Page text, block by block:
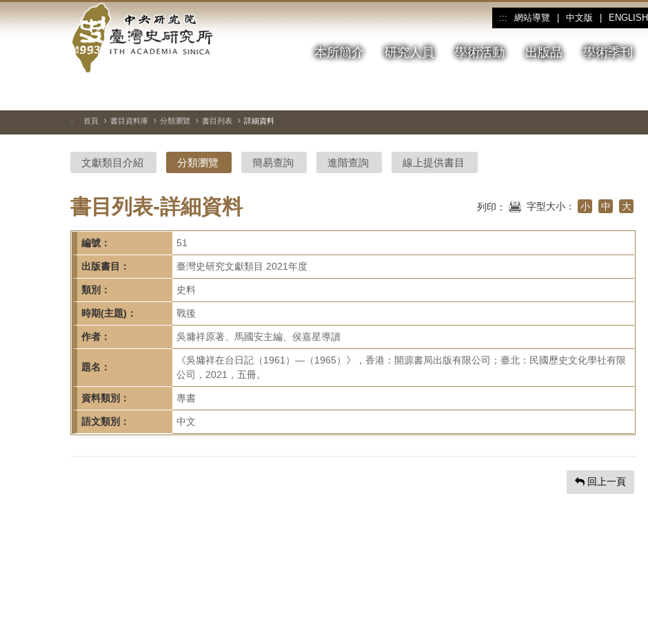
到
中
央
研
院-
臺
灣
史
研
究
所-
首
頁
::: 網站導覽 中文版 ENGLISH
本所簡介 研究人員 學術活動 出版品 學術季刊
::: 首頁 書目資料庫 分類瀏覽 書目列表 詳細資料
文獻類目介紹 分類瀏覽 簡易查詢 進階查詢 線上提供書目
書目列表-詳細資料 列印： 字型大小： 小 中 大
編號： 51
出版書目： 臺灣史研究文獻類目 2021年度
類別： 史料
時期(主題)： 戰後
作者： 吳墉祥原著、馬國安主編、侯嘉星導讀
題名：
《吳墉祥在台日記（1961）—（1965）》，香港：開源書局出版有限公司；臺北：民國歷史文化學社有限
公司，2021，五冊。
資料類別： 專書
語文類別： 中文
回上一頁